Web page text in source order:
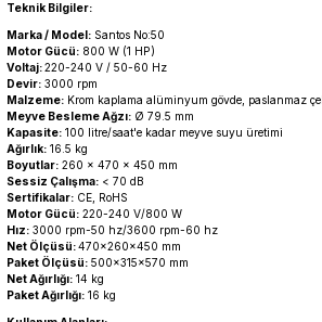
Teknik Bilgiler:
Marka / Model: Santos No:50
Motor Gücü: 800 W (1 HP)
Voltaj:220-240 V / 50-60 Hz
Devir: 3000 rpm
Malzeme: Krom kaplama alüminyum gövde, paslanmaz
Meyve Besleme Ağzı: Ø 79.5 mm
Kapasite: 100 litre/saat'e kadar meyve suyu üretimi
Ağırlık: 16.5 kg
Boyutlar: 260 x 470 x 450 mm
Sessiz Çalışma: < 70 dB
Sertifikalar: CE, RoHS
Motor Gücü: 220-240 V/800 W
Hız: 3000 rpm-50 hz/3600 rpm-60 hz
Net Ölçüsü:470x260x450 mm
Paket Ölçüsü: 500x315x570 mm
Net Ağırlığı: 14 kg
Paket Ağırlığı: 16 kg